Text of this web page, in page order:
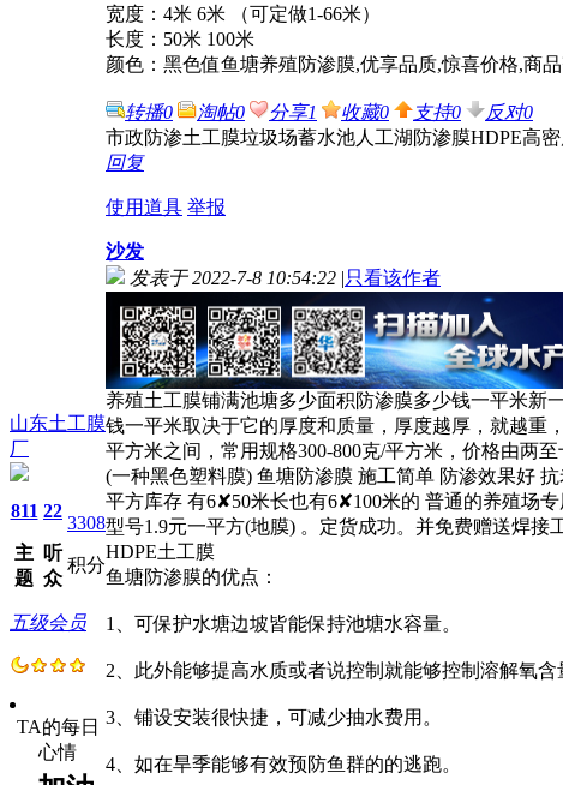
宽度：4米 6米 （可定做1-66米）
长度：50米 100米
颜色：黑色值鱼塘养殖防渗膜,优享品质,惊喜价格,商
转播0 淘帖0 分享1 收藏0 支持0 反对0
市政防渗土工膜垃圾场蓄水池人工湖防渗膜HDPE高
回复
使用道具 举报
山东土工膜
厂
811
主
题
22
听
众
3308
积分
五级会员
TA的每日
心情
沙发
发表于 2022-7-8 10:54:22 |只看该作者
养殖土工膜铺满池塘多少面积防渗膜多少钱一平米新
钱一平米取决于它的厚度和质量，厚度越厚，就越重
平方米之间，常用规格300-800克/平方米，价格由两
(一种黑色塑料膜) 鱼塘防渗膜 施工简单 防渗效果好
平方库存 有6✘50米长也有6✘100米的 普通的养殖场
型号1.9元一平方(地膜) 。定货成功。并免费赠送焊接
HDPE土工膜
鱼塘防渗膜的优点：
1、可保护水塘边坡皆能保持池塘水容量。
2、此外能够提高水质或者说控制就能够控制溶解氧含
3、铺设安装很快捷，可减少抽水费用。
4、如在旱季能够有效预防鱼群的的逃跑。